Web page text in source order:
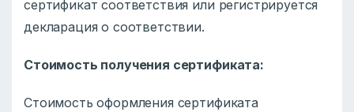
сертификат соответствия или регистрируется
декларация о соответствии.
Стоимость получения сертификата:
Стоимость оформления сертификата